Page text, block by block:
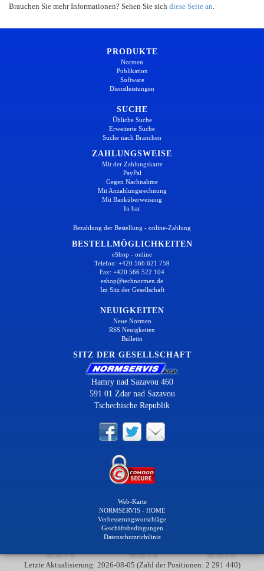
Brauchen Sie mehr Informationen? Sehen Sie sich diese Seite an
PRODUKTE
Normen
Publikation
Software
Dienstleistungen
SUCHE
Übliche Suche
Erweiterte Suche
Suche nach Branchen
ZAHLUNGSWEISE
Mit der Zahlungskarte
PayPal
Gegen Nachnahme
Mit Anzahlungsrechnung
Mit Banküberweisung
In bar
Bezahlung der Bestellung - online-Zahlung
BESTELLMÖGLICHKEITEN
eShop - online
Telefon: +420 566 621 759
Fax: +420 566 522 104
eshop@technormen.de
Im Sitz der Gesellschaft
NEUIGKEITEN
Neue Normen
RSS Neuigkeiten
Bulletin
SITZ DER GESELLSCHAFT
Hamry nad Sazavou 460
591 01 Zdar nad Sazavou
Tschechische Republik
Web-Karte
NORMSERVIS - HOME
Verbesserungsvorschläge
Geschäftsbedingungen
Datenschutzrichtlinie
Letzte Aktualisierung: 2026-08-05 (Zahl der Positionen: 2 291 440)